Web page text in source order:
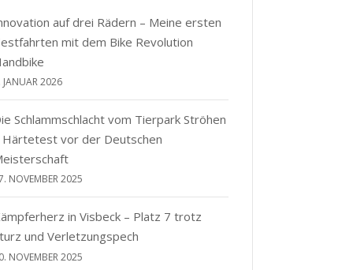
auf drei Rädern – Meine ersten
mit dem Bike Revolution
JANUAR 2026
Schlammschlacht vom Tierpark Ströhen
Härtetest vor der Deutschen
NOVEMBER 2025
in Visbeck – Platz 7 trotz
und Verletzungspech
NOVEMBER 2025